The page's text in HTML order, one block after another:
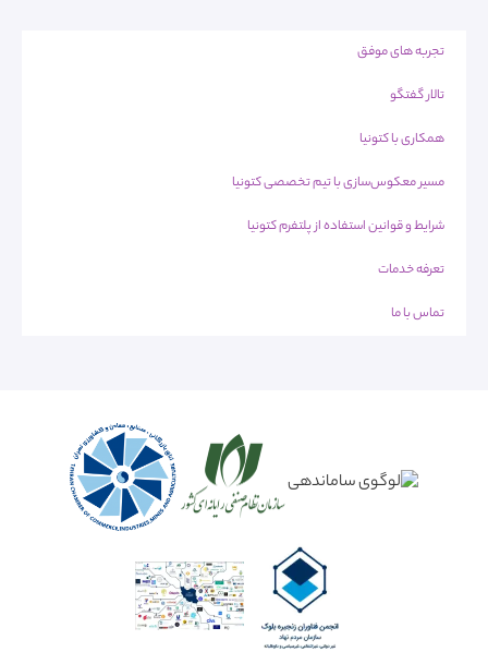
تجربه های موفق
تالار گفتگو
همکاری با کتونیا
مسیر معکوس‌سازی با تیم تخصصی کتونیا
شرایط و قوانین استفاده از پلتفرم کتونیا
تعرفه خدمات
تماس با ما